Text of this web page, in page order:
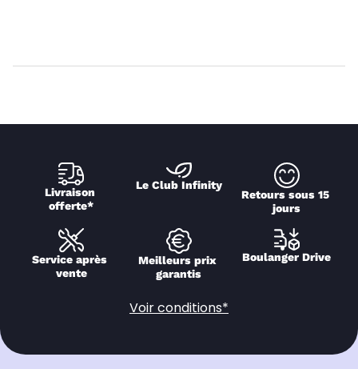
Livraison
offerte*
Le Club Infinity
Retours sous 15
jours
Service après
vente
Meilleurs prix
garantis
Boulanger Drive
Voir conditions*